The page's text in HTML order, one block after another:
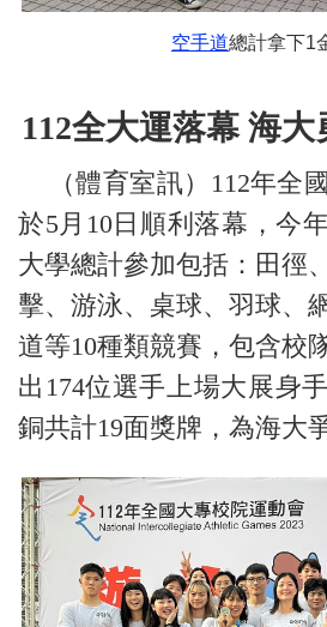
空手道總計拿下1
112全大運落幕 海
（體育室訊）112年全
於5月10日順利落幕，今
大學總計參加包括：田徑
擊、游泳、桌球、羽球、
道等10種類競賽，包含校
出174位選手上場大展身
銅共計19面獎牌，為海大